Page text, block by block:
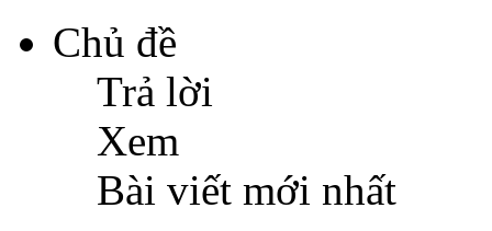
Chủ đề
Trả lời
Xem
Bài viết mới nhất